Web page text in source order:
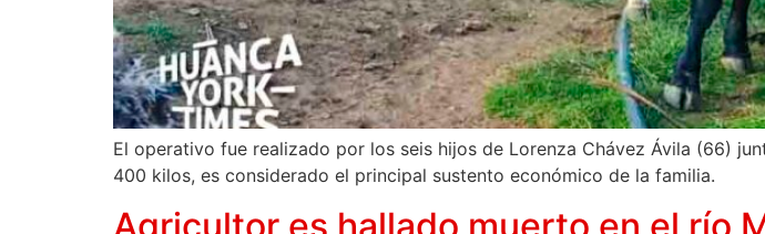
El operativo fue realizado por los seis hijos de Lorenza Chávez Ávila (66)
400 kilos, es considerado el principal sustento económico de la familia.
Agricultor es hallado muerto en el río